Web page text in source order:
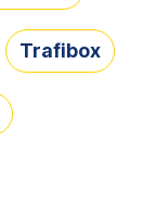
Trafibox